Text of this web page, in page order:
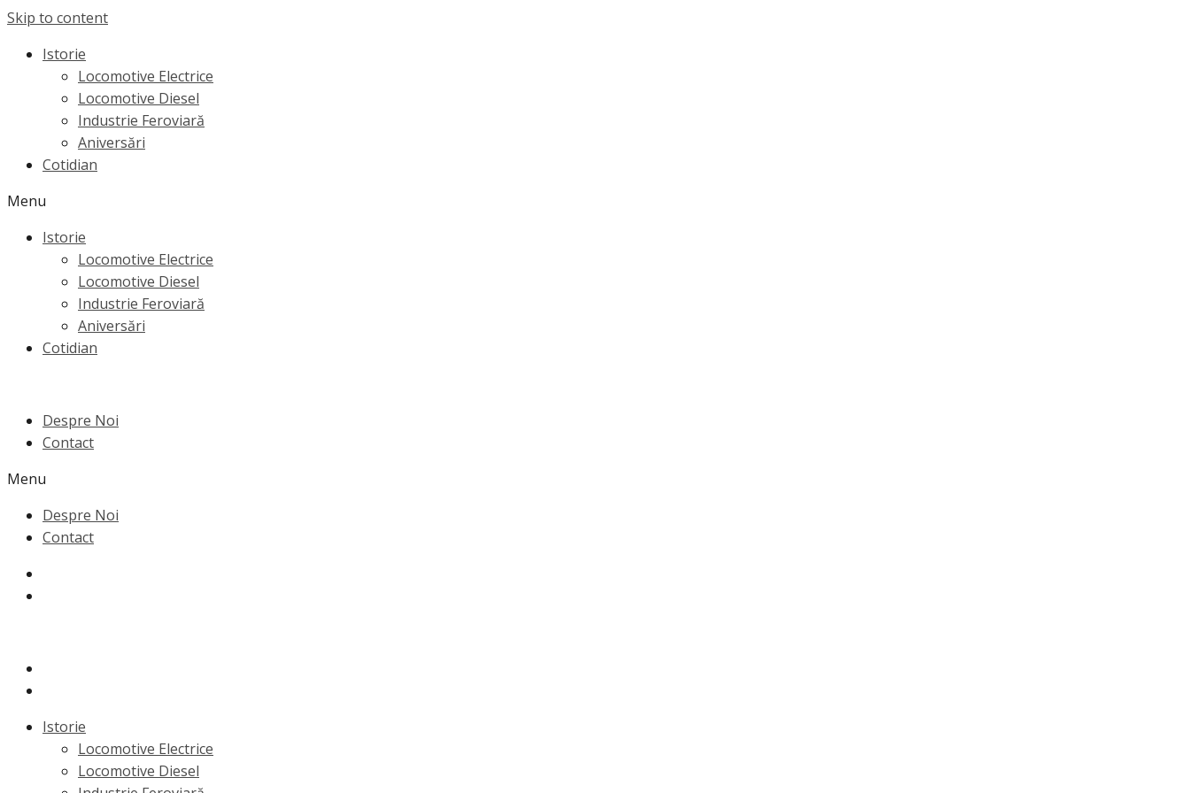
Skip to content
Istorie
Locomotive Electrice
Locomotive Diesel
Industrie Feroviară
Aniversări
Cotidian
Menu
Istorie
Locomotive Electrice
Locomotive Diesel
Industrie Feroviară
Aniversări
Cotidian
Despre Noi
Contact
Menu
Despre Noi
Contact
Istorie
Locomotive Electrice
Locomotive Diesel